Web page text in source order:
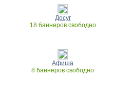
Досуг
18 баннеров свободно
Афиша
8 баннеров свободно